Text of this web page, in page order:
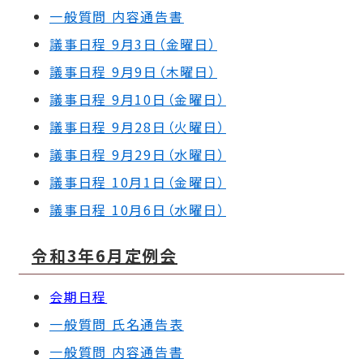
一般質問 内容通告書
議事日程 9月3日（金曜日）
議事日程 9月9日（木曜日）
議事日程 9月10日（金曜日）
議事日程 9月28日（火曜日）
議事日程 9月29日（水曜日）
議事日程 10月1日（金曜日）
議事日程 10月6日（水曜日）
令和3年6月定例会
会期日程
一般質問 氏名通告表
一般質問 内容通告書